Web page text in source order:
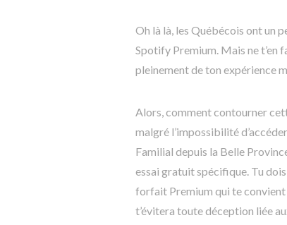
Oh là là, les Québécois ont un
Spotify Premium. Mais ne t’en
pleinement de ton expérience
Alors, comment contourner
malgré l’impossibilité
Familial depuis la Belle
essai gratuit spécifique. Tu
forfait Premium qui te convient
t’évitera toute déception liée